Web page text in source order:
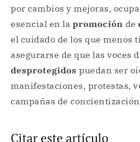
por cambios y mejoras,
esencial en la promoción de
el cuidado de los que menos
asegurarse de que las voces
desprotegidos puedan ser
manifestaciones, protestas,
campañas de
Citar este artículo